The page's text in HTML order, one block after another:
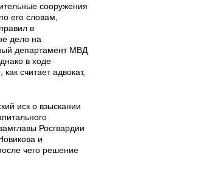
сооружения
его словам,
в
дело на
департамент МВД
в ходе
считает адвокат,
иск о взыскании
Росгвардии
и
чего решение